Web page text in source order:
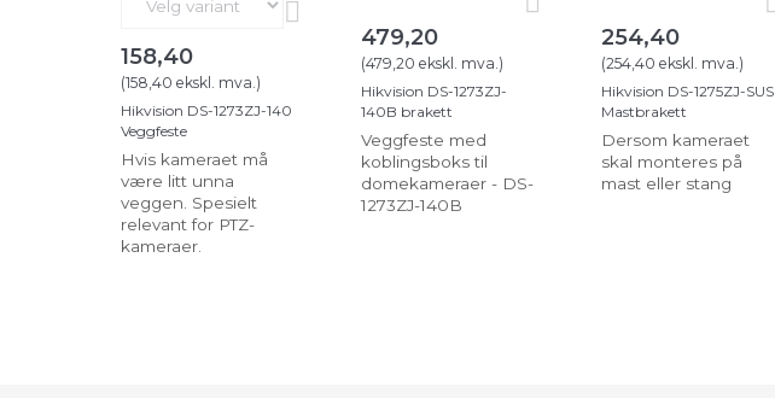
158,40
(158,40 ekskl. mva.)
Hikvision DS-1273ZJ-140
Veggfeste
Hvis kameraet må
være litt unna
veggen. Spesielt
relevant for PTZ-
kameraer.
479,20
(479,20 ekskl. mva.)
Hikvision DS-1273ZJ-
140B brakett
Veggfeste med
koblingsboks til
domekameraer - DS-
1273ZJ-140B
254,40
(254,40 ekskl. mva.)
Hikvision DS-1275ZJ-SUS
Mastbrakett
Dersom kameraet
skal monteres på
mast eller stang